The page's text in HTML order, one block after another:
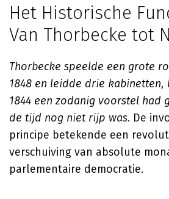
Het Historische
Van Thorbecke tot
Thorbecke speelde een grote
1848 en leidde drie kabinetten,
1844 een zodanig voorstel had
de tijd nog niet rijp was. De
principe betekende een
verschuiving van absolute
parlementaire democratie.